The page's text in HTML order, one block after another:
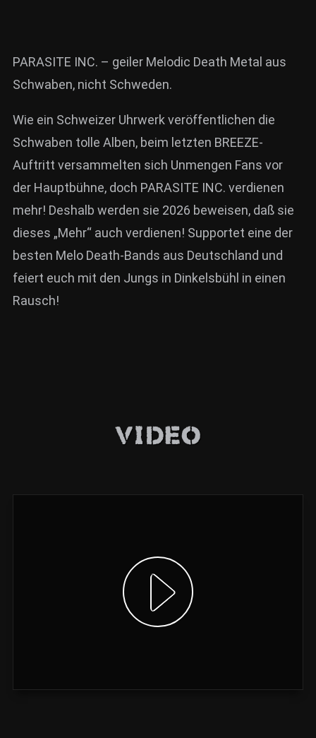
PARASITE INC. – geiler Melodic Death Metal aus
Schwaben, nicht Schweden.
Wie ein Schweizer Uhrwerk veröffentlichen die
Schwaben tolle Alben, beim letzten BREEZE-
Auftritt versammelten sich Unmengen Fans vor
der Hauptbühne, doch PARASITE INC. verdienen
mehr! Deshalb werden sie 2026 beweisen, daß sie
dieses „Mehr“ auch verdienen! Supportet eine der
besten Melo Death-Bands aus Deutschland und
feiert euch mit den Jungs in Dinkelsbühl in einen
Rausch!
Video
Video anzeigen